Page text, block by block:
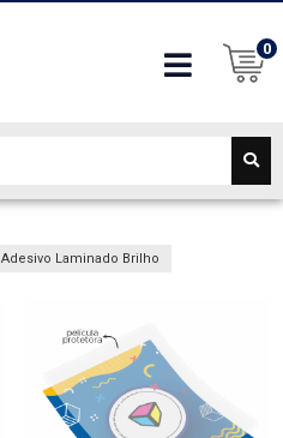
0
Adesivo Laminado Brilho